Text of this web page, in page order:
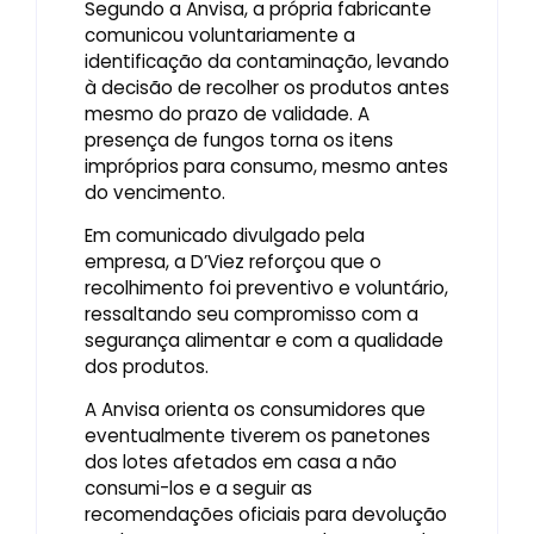
Segundo a Anvisa, a própria fabricante
comunicou voluntariamente a
identificação da contaminação, levando
à decisão de recolher os produtos antes
mesmo do prazo de validade. A
presença de fungos torna os itens
impróprios para consumo, mesmo antes
do vencimento.
Em comunicado divulgado pela
empresa, a D’Viez reforçou que o
recolhimento foi preventivo e voluntário,
ressaltando seu compromisso com a
segurança alimentar e com a qualidade
dos produtos.
A Anvisa orienta os consumidores que
eventualmente tiverem os panetones
dos lotes afetados em casa a não
consumi-los e a seguir as
recomendações oficiais para devolução